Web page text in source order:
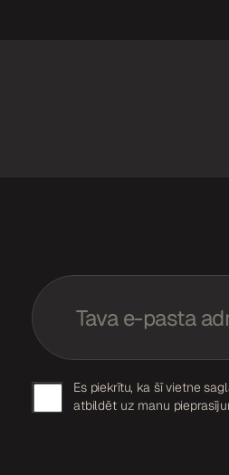
D
P
R
p
k
r
m
a
i
G
D
Es piekrītu, ka šī vietne
atbildēt uz manu